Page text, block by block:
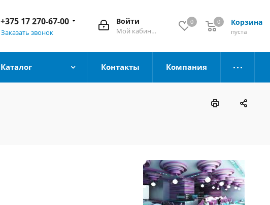
0 Корзина
пуста
0
Войти
Мой кабинет
+375 17 270-67-00
Заказать звонок
Каталог Контакты Компания